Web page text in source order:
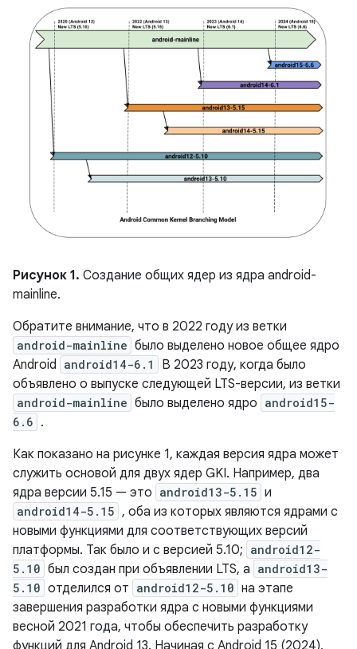
Рисунок 1. Создание общих ядер из ядра android-
mainline.
Обратите внимание, что в 2022 году из ветки
android-mainline было выделено новое общее ядро ​​
Android android14-6.1
В 2023 году, когда было
объявлено о выпуске следующей LTS-версии, из ветки
android-mainline было выделено ядро android15-
6.6 .
Как показано на рисунке 1, каждая версия ядра может
служить основой для двух ядер GKI. Например, два
ядра версии 5.15 — это android13-5.15 и
android14-5.15 , оба из которых являются ядрами с
новыми функциями для соответствующих версий
платформы. Так было и с версией 5.10; android12-
5.10 был создан при объявлении LTS, а android13-
5.10 отделился от android12-5.10 на этапе
завершения разработки ядра с новыми функциями
весной 2021 года, чтобы обеспечить разработку